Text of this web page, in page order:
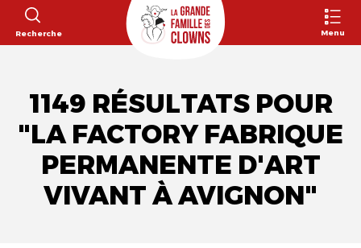
Recherche Menu
1149 RÉSULTATS POUR
"LA FACTORY FABRIQUE
PERMANENTE D'ART
VIVANT À AVIGNON"